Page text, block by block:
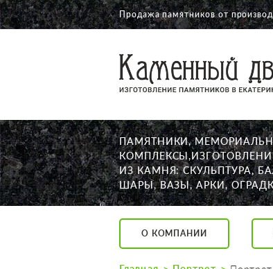
О КОМПАНИИ
КАТАЛОГ
НАШИ РАБОТЫ
АКЦИИ
ДОСТАВКА
КОНТАКТЫ
Продажа памятников от
ПАМЯТНИКИ,
ИЗ КАМНЯ: СКУЛЬПТУРА,
ШАРЫ, ВАЗЫ, АРКИ,
О КОМПАНИИ